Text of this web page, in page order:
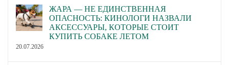
ЖАРА — НЕ ЕДИНСТВЕННАЯ
ОПАСНОСТЬ: КИНОЛОГИ НАЗВАЛИ
АКСЕССУАРЫ, КОТОРЫЕ СТОИТ
КУПИТЬ СОБАКЕ ЛЕТОМ
20.07.2026